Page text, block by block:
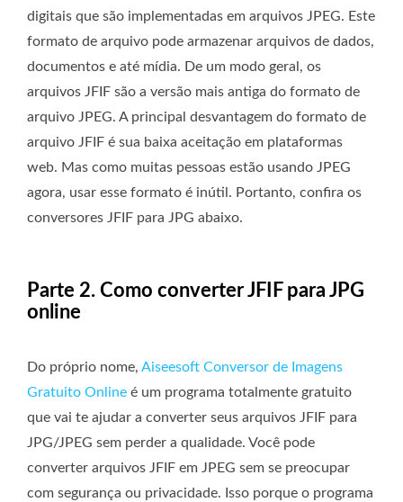
digitais que são implementadas em arquivos JPEG. Este
formato de arquivo pode armazenar arquivos de dados,
documentos e até mídia. De um modo geral, os
arquivos JFIF são a versão mais antiga do formato de
arquivo JPEG. A principal desvantagem do formato de
arquivo JFIF é sua baixa aceitação em plataformas
web. Mas como muitas pessoas estão usando JPEG
agora, usar esse formato é inútil. Portanto, confira os
conversores JFIF para JPG abaixo.
Parte 2. Como converter JFIF para JPG
online
Do próprio nome, Aiseesoft Conversor de Imagens
Gratuito Online é um programa totalmente gratuito
que vai te ajudar a converter seus arquivos JFIF para
JPG/JPEG sem perder a qualidade. Você pode
converter arquivos JFIF em JPEG sem se preocupar
com segurança ou privacidade. Isso porque o programa